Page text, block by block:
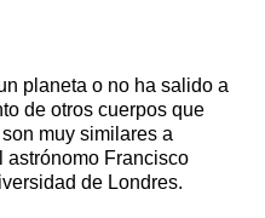
planeta o no ha salido a
de otros cuerpos que
muy similares a
astrónomo Francisco
de Londres.